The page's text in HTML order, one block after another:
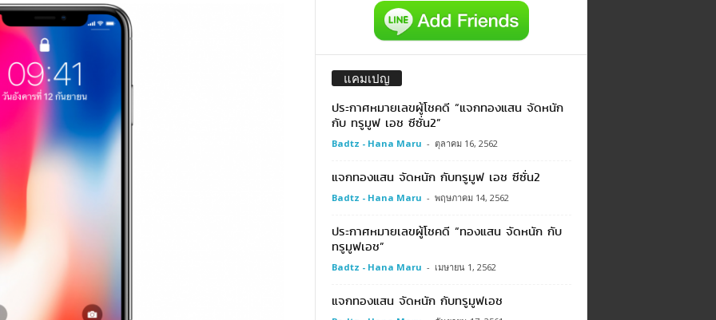
แคมเปญ
ประกาศหมายเลขผู้โชคดี “แจกทองแสน จัดหนัก
กับ ทรูมูฟ เอช ซีซั่น2”
Badtz - Hana Maru - ตุลาคม 16, 2562
แจกทองแสน จัดหนัก กับทรูมูฟ เอช ซีซั่น2
Badtz - Hana Maru - พฤษภาคม 14, 2562
ประกาศหมายเลขผู้โชคดี “ทองแสน จัดหนัก กับ
ทรูมูฟเอช”
Badtz - Hana Maru - เมษายน 1, 2562
แจกทองแสน จัดหนัก กับทรูมูฟเอช